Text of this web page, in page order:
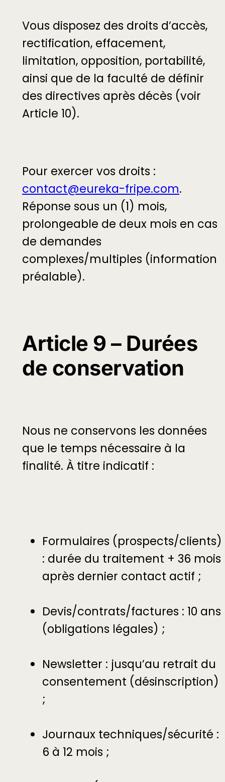
Vous disposez des droits d’accès,
rectification, effacement,
limitation, opposition, portabilité,
ainsi que de la faculté de définir
des directives après décès (voir
Article 10).
Pour exercer vos droits :
contact@eureka-fripe.com.
Réponse sous un (1) mois,
prolongeable de deux mois en cas
de demandes
complexes/multiples (information
préalable).
Article 9 – Durées
de conservation
Nous ne conservons les données
que le temps nécessaire à la
finalité. À titre indicatif :
Formulaires (prospects/clients)
: durée du traitement + 36 mois
après dernier contact actif ;
Devis/contrats/factures : 10 ans
(obligations légales) ;
Newsletter : jusqu’au retrait du
consentement (désinscription)
;
Journaux techniques/sécurité :
6 à 12 mois ;